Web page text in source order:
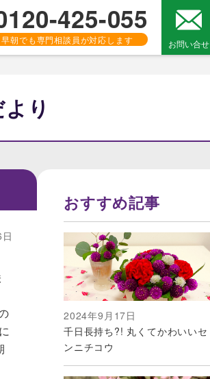
425-055
朝でも専門相談員が対応します お問い合せ
り
おすすめ記事
2024年9月17日
千日長持ち?! 丸くてかわいいセ
ンニチコウ